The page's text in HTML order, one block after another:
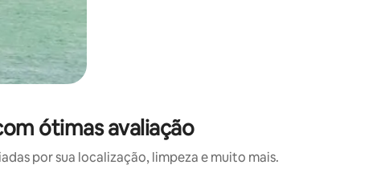
ótimas avaliação
por sua localização, limpeza e muito mais.